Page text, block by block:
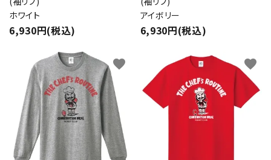
ホワイト
6,930円(税込)
アイボリー
6,930円(税込)
favorite favorite